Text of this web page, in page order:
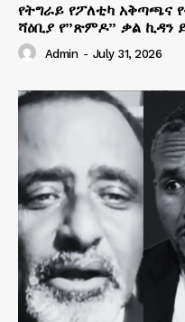
የትግራይ የፖለቲካ አቅጣጫና
ሻዕቢያ የ”ጽምዶ” ቃል ኪዳን
Admin - July 31, 2026